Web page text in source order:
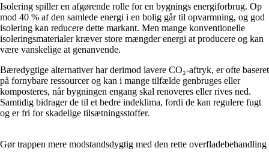
Isolering spiller en afgørende rolle for en bygnings energiforbrug. Op
mod 40 % af den samlede energi i en bolig går til opvarmning, og god
isolering kan reducere dette markant. Men mange konventionelle
isoleringsmaterialer kræver store mængder energi at producere og kan
være vanskelige at genanvende.
Bæredygtige alternativer har derimod lavere CO₂-aftryk, er ofte baseret
på fornybare ressourcer og kan i mange tilfælde genbruges eller
komposteres, når bygningen engang skal renoveres eller rives ned.
Samtidig bidrager de til et bedre indeklima, fordi de kan regulere fugt
og er fri for skadelige tilsætningsstoffer.
Gør trappen mere modstandsdygtig med den rette overfladebehandling